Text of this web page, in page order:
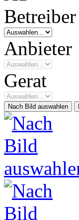
Betreiber
Anbieter
Gerat